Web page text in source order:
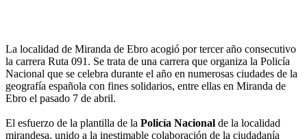
La localidad de Miranda de Ebro acogió por tercer año consecutivo
la carrera Ruta 091. Se trata de una carrera que organiza la Policía
Nacional que se celebra durante el año en numerosas ciudades de la
geografía española con fines solidarios, entre ellas en Miranda de
Ebro el pasado 7 de abril.
El esfuerzo de la plantilla de la Policía Nacional de la localidad
mirandesa, unido a la inestimable colaboración de la ciudadanía